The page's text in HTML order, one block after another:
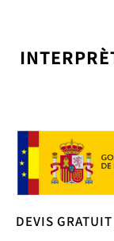
DEVIS GRATUIT